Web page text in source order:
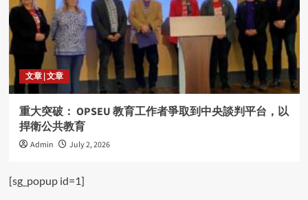
文章 | 文章
重大突破： OPSEU 教育工作者爭取到中央談判平台，以
捍衛公共教育
Admin July 2, 2026
[sg_popup id=1]